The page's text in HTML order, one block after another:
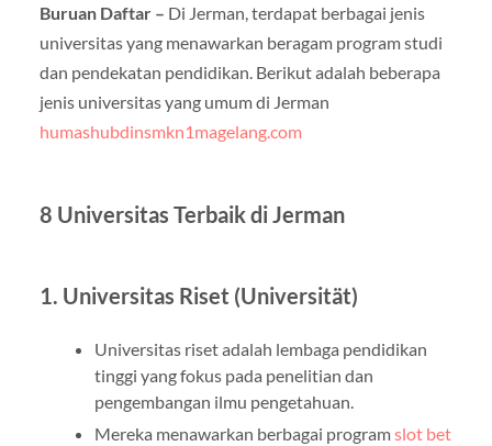
Buruan Daftar – Di Jerman, terdapat berbagai jenis
universitas yang menawarkan beragam program studi
dan pendekatan pendidikan. Berikut adalah beberapa
jenis universitas yang umum di Jerman
humashubdinsmkn1magelang.com
8 Universitas Terbaik di Jerman
1. Universitas Riset (Universität)
Universitas riset adalah lembaga pendidikan
tinggi yang fokus pada penelitian dan
pengembangan ilmu pengetahuan.
Mereka menawarkan berbagai programslot bet